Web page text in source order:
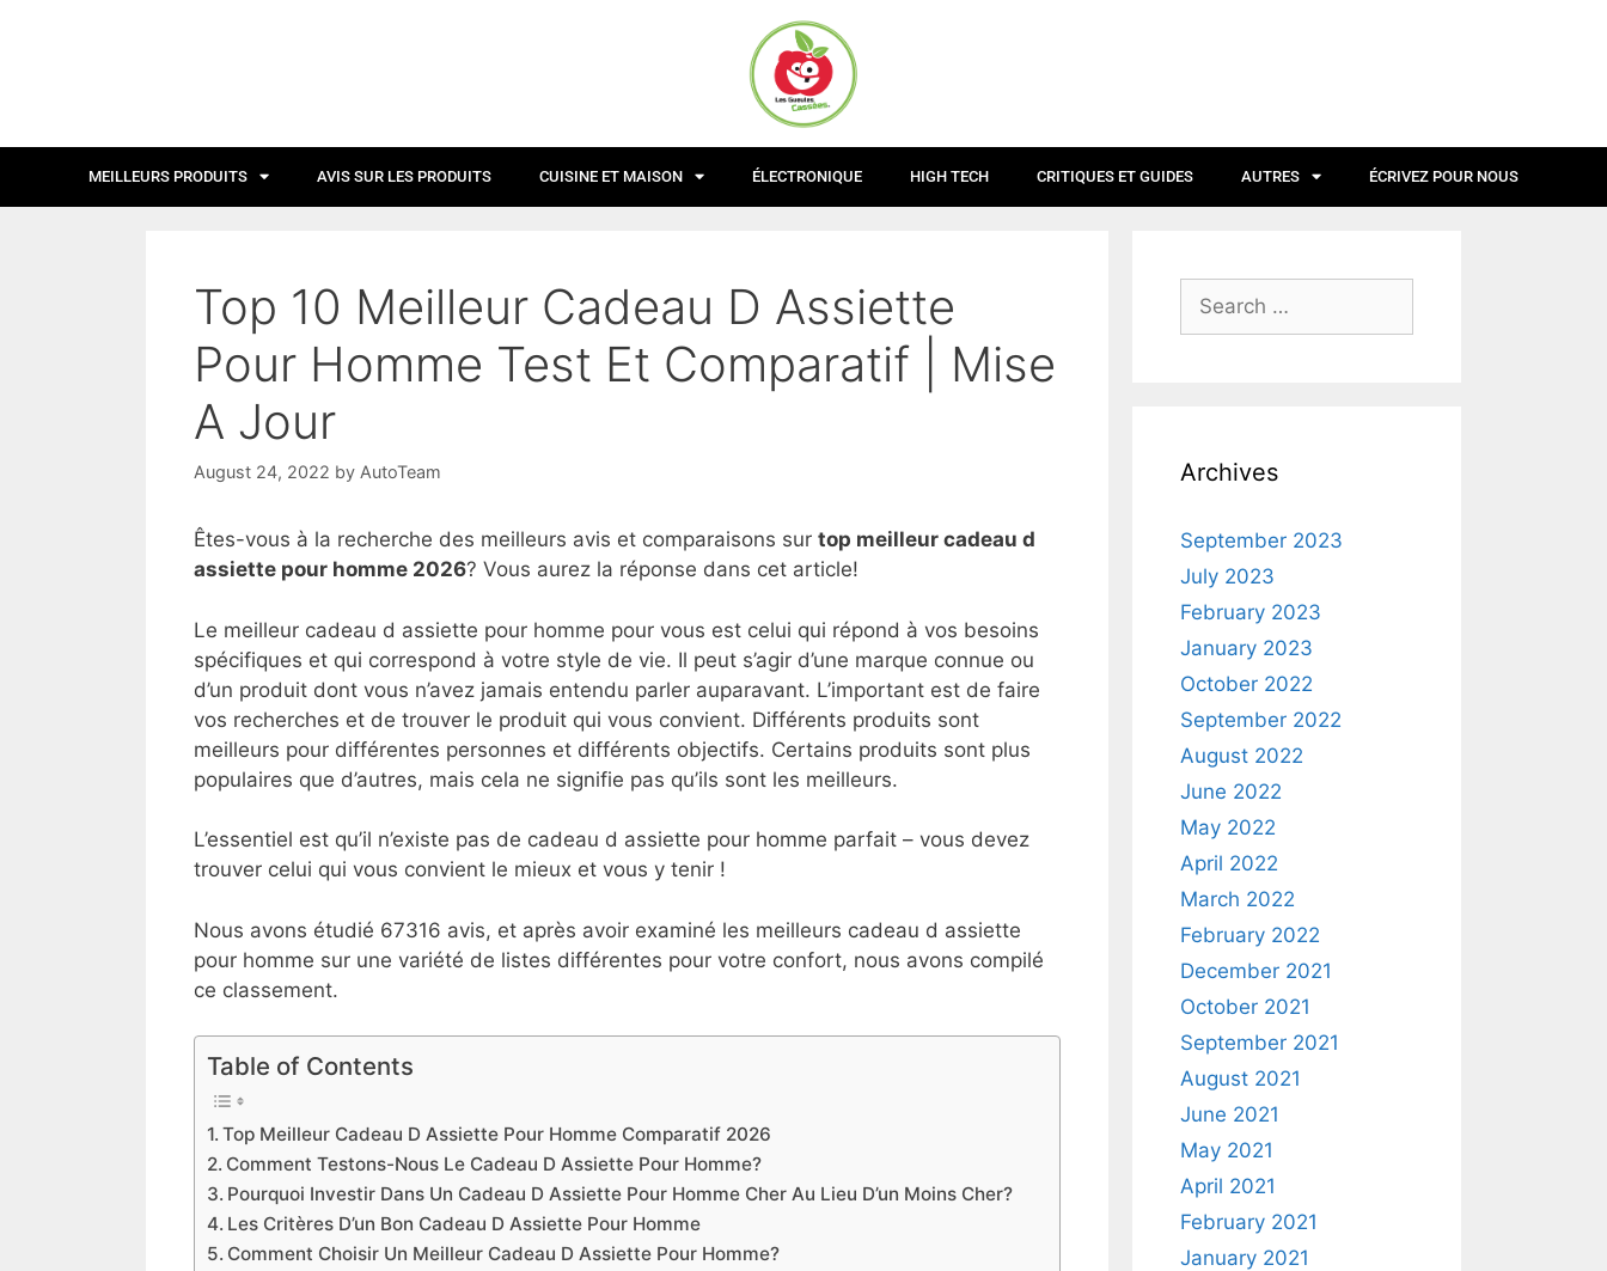
MEILLEURS PRODUITS AVIS SUR LES PRODUITS CUISINE ET MAISON ÉLECTRONIQUE HIGH TECH CRITIQUES ET GUIDES AUTRES ÉCRIVEZ POUR NOUS
Top 10 Meilleur Cadeau D Assiette
Pour Homme Test Et Comparatif | Mise
A Jour
August 24, 2022 by AutoTeam
Êtes-vous à la recherche des meilleurs avis et comparaisons sur top meilleur cadeau d
assiette pour homme 2026? Vous aurez la réponse dans cet article!
Le meilleur cadeau d assiette pour homme pour vous est celui qui répond à vos besoins
spécifiques et qui correspond à votre style de vie. Il peut s’agir d’une marque connue ou
d’un produit dont vous n’avez jamais entendu parler auparavant. L’important est de faire
vos recherches et de trouver le produit qui vous convient. Différents produits sont
meilleurs pour différentes personnes et différents objectifs. Certains produits sont plus
populaires que d’autres, mais cela ne signifie pas qu’ils sont les meilleurs.
L’essentiel est qu’il n’existe pas de cadeau d assiette pour homme parfait – vous devez
trouver celui qui vous convient le mieux et vous y tenir !
Nous avons étudié 67316 avis, et après avoir examiné les meilleurs cadeau d assiette
pour homme sur une variété de listes différentes pour votre confort, nous avons compilé
ce classement.
Table of Contents
Top Meilleur Cadeau D Assiette Pour Homme Comparatif 2026
Comment Testons-Nous Le Cadeau D Assiette Pour Homme?
Pourquoi Investir Dans Un Cadeau D Assiette Pour Homme Cher Au Lieu D’un Moins Cher?
Les Critères D’un Bon Cadeau D Assiette Pour Homme
Comment Choisir Un Meilleur Cadeau D Assiette Pour Homme?
Archives
September 2023
July 2023
February 2023
January 2023
October 2022
September 2022
August 2022
June 2022
May 2022
April 2022
March 2022
February 2022
December 2021
October 2021
September 2021
August 2021
June 2021
May 2021
April 2021
February 2021
January 2021